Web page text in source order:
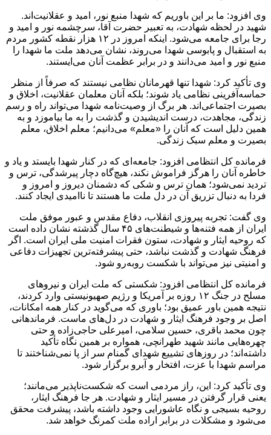
وی افزود: ما بر این باوریم که شهدا منبع نور، امید و عقلانیت‌اند.
شهید در لحظه شهادت، به تعبیر حضرت آقا، سرچشمه نور و امید و
رجا برای جامعه می‌شود. اینکه امروز در ۱۲ هزار نقطه کشور مردم
به استقبال و پابوسی شهدا می‌روند، نشان می‌دهد ملت ما شهدا را
منبع نور و امید می‌دانند و در برابر عظمت آنان می‌ایستند.
وی تأکید کرد: شهدا تنها قهرمانان نظامی نیستند که صرفاً از منظر
حماسه‌آفرینی نظامی یاد شوند؛ بلکه آنان معلمان عقلانیت، اخلاق و
بصیرت اجتماعی‌اند. هر برگ از وصیت‌نامه شهدا می‌تواند راه و رسم
زندگی، مجاهدت، درست اندیشیدن و گذشت را به ما بیاموزد و به
همین دلیل است که آنان را «معلم» می‌دانیم؛ معلم اخلاق، معلم
بصیرت و معلم سبک زندگی.
فرمانده کل انتظامی افزود: جامعه‌ای که در کنار شهدا بایستد و یاد و
خاطره آنان را هرگز فراموش نکند، هیچ‌گاه دچار پیرشدگی، ترس و
تردید نمی‌شود؛ همان ترس و شکی که دشمنان دیروز و امروز و
فردا به دنبال تزریق آن در دل ملت ما هستند تا ناامیدی ایجاد کنند.
وی گفت: تجربه پیروزی انقلاب، دفاع مقدس و عبور موفق ملت
ایران از همه فتنه‌ها و شیطنت‌های ۴۵ سال گذشته نشان داده است
که روحیه ایثار و شهادت، ستون فقرات امنیت ملی ایران است. اگر
فرهنگ شهادت و گذشت نباشد، حتی پیشرفته‌ترین تجهیزات دفاعی
و امنیتی نیز می‌تواند با شکست روبه‌رو شود.
فرمانده کل انتظامی افزود: شکستی که ملت ایران و نیروهای
مسلح در جنگ ۱۲ روزه بر آمریکا و رژیم صهیونیستی وارد کردند،
نتیجه همین باور عمیق بود؛ باوری که می‌گوید در کنار همه امکانات،
اصل بر وجود فرهنگ ایثار و شهادت در دل‌های ماست. فرماندهانی
چون محمد باقری، حسین سلامی، امیرعلی حاجی‌زاده و حتی
چهره‌هایی مانند شهید طهرانچی، همواره بر همین نگاه تأکید
داشته‌اند؛ در روزهای تشییع شهدای گمنام سر از پا نمی‌شناختند تا
مراسم شهدا با عزت، افتخار و آبرو برگزار شود.
وی تأکید کرد: این، راز مردمی است که شکست‌ناپذیر می‌مانند؛
یعنی قرار گرفتن در مسیر ایثار و شهادت. هر جا فرهنگ ایثار،
روحیه بسیجی و نگاه عاشورایی وجود داشته باشد، پیشرفت محقق
می‌شود و مشکلات در برابر اراده ملت کمرنگ خواهد شد.